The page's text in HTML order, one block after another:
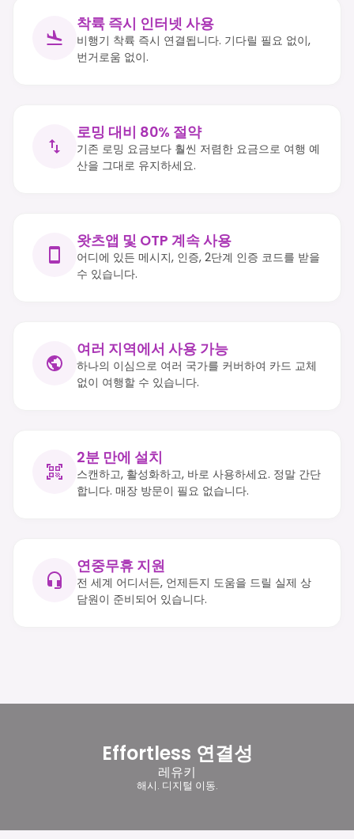
착륙 즉시 인터넷 사용
비행기 착륙 즉시 연결됩니다. 기다릴 필요 없이,
번거로움 없이.
로밍 대비 80% 절약
기존 로밍 요금보다 훨씬 저렴한 요금으로 여행 예
산을 그대로 유지하세요.
왓츠앱 및 OTP 계속 사용
어디에 있든 메시지, 인증, 2단계 인증 코드를 받을
수 있습니다.
여러 지역에서 사용 가능
하나의 이심으로 여러 국가를 커버하여 카드 교체
없이 여행할 수 있습니다.
2분 만에 설치
스캔하고, 활성화하고, 바로 사용하세요. 정말 간단
합니다. 매장 방문이 필요 없습니다.
연중무휴 지원
전 세계 어디서든, 언제든지 도움을 드릴 실제 상
담원이 준비되어 있습니다.
Effortless 연결성
레유키
해시. 디지털 이동.